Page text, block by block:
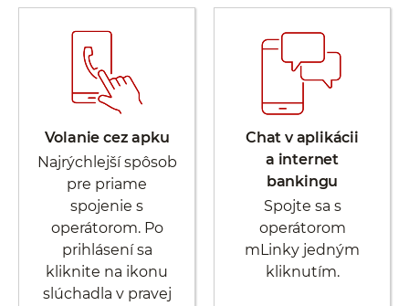
Volanie cez apku
Najrýchlejší spôsob
pre priame
spojenie s
operátorom. Po
prihlásení sa
kliknite na ikonu
slúchadla v pravej
Chat v aplikácii
a internet
bankingu
Spojte sa s
operátorom
mLinky jedným
kliknutím.